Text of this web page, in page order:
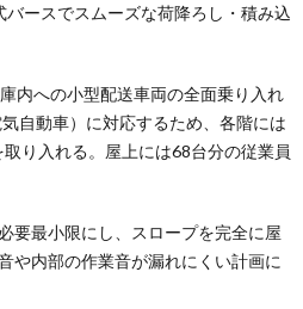
ースでスムーズな荷降ろし・積み込
内への小型配送車両の全面乗り入れ
自動車）に対応するため、各階には
り入れる。屋上には68台分の従業員
要最小限にし、スロープを完全に屋
や内部の作業音が漏れにくい計画に